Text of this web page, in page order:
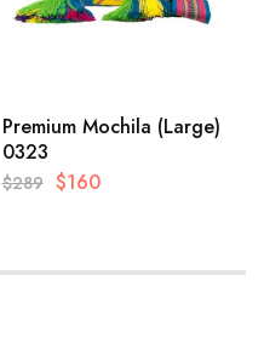
Premium Mochila (Large)
0323
$289 $160